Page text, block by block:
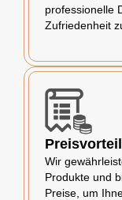
professionelle
Zufriedenheit
Preisvorteil
Wir
Produkte und
Preise, um